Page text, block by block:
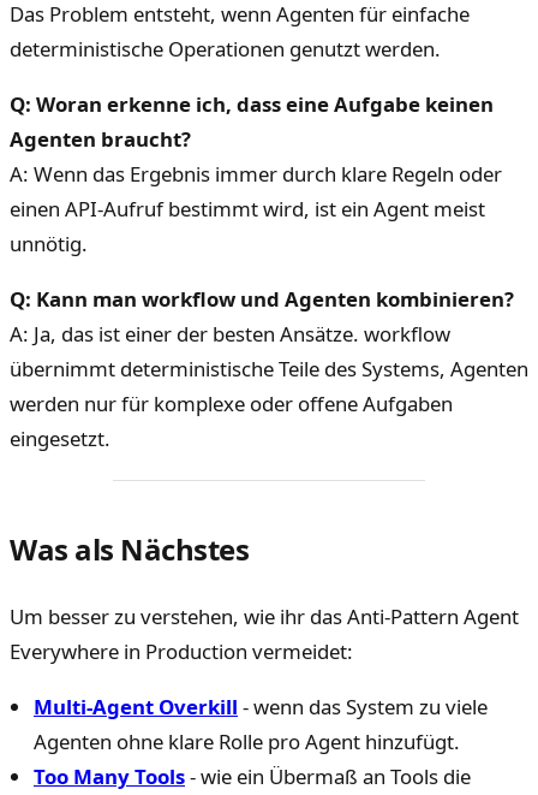
Das Problem entsteht, wenn Agenten für einfache
deterministische Operationen genutzt werden.
Q: Woran erkenne ich, dass eine Aufgabe keinen
Agenten braucht?
A: Wenn das Ergebnis immer durch klare Regeln oder
einen API-Aufruf bestimmt wird, ist ein Agent meist
unnötig.
Q: Kann man workflow und Agenten kombinieren?
A: Ja, das ist einer der besten Ansätze. workflow
übernimmt deterministische Teile des Systems, Agenten
werden nur für komplexe oder offene Aufgaben
eingesetzt.
Was als Nächstes
Um besser zu verstehen, wie ihr das Anti-Pattern Agent
Everywhere in Production vermeidet:
Multi-Agent Overkill - wenn das System zu viele
Agenten ohne klare Rolle pro Agent hinzufügt.
Too Many Tools- wie ein Übermaß an Tools die